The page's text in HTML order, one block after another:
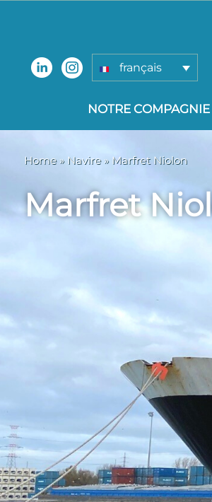
français
NOTRE COMPAGNIE
Home» Navire » Marfret Niolon
Marfret